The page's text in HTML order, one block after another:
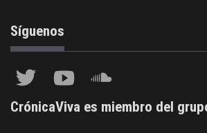
Síguenos
CrónicaViva es miembro del